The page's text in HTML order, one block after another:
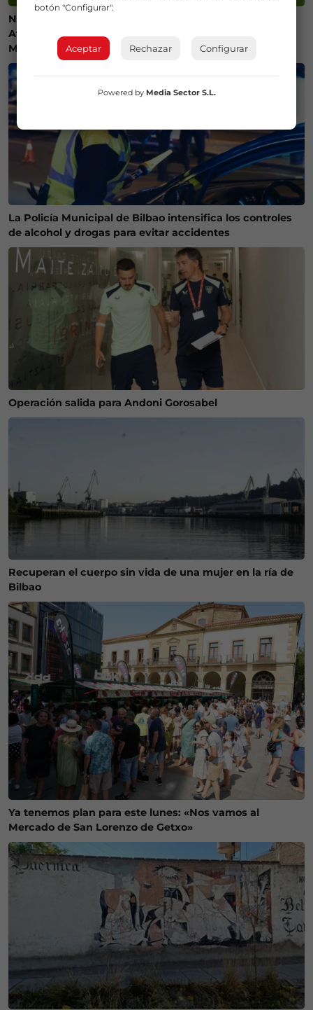
Ni camisetas ni bufandas: prohibidos los símbolos del
Athletic Club en el amistoso ante el Olympique de
Marsella
La Policía Municipal de Bilbao intensifica los controles
de alcohol y drogas para evitar accidentes
Operación salida para Andoni Gorosabel
Recuperan el cuerpo sin vida de una mujer en la ría de
Bilbao
Ya tenemos plan para este lunes: «Nos vamos al
Mercado de San Lorenzo de Getxo»
botón "Configurar".
Aceptar Rechazar Configurar
Powered by Media Sector S.L.